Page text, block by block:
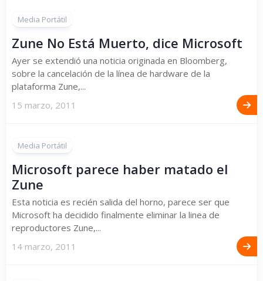
Media Portátil
Zune No Está Muerto, dice Microsoft
Ayer se extendió una noticia originada en Bloomberg,
sobre la cancelación de la línea de hardware de la
plataforma Zune,...
15 marzo, 2011
Media Portátil
Microsoft parece haber matado el
Zune
Esta noticia es recién salida del horno, parece ser que
Microsoft ha decidido finalmente eliminar la linea de
reproductores Zune,...
14 marzo, 2011